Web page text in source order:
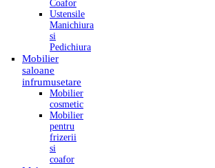
Coafor
Ustensile
Manichiura
si
Pedichiura
Mobilier
saloane
infrumusetare
Mobilier
cosmetic
Mobilier
pentru
frizerii
si
coafor